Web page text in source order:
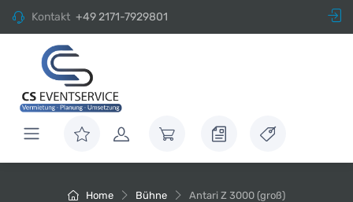
Kontakt +49 2171-7929801
Home Bühne Antari Z 3000 (groß)